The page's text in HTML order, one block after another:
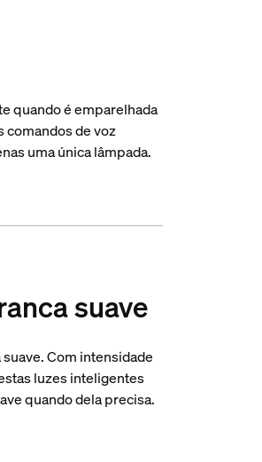
quando é emparelhada
comandos de voz
uma única lâmpada.
suave
Com intensidade
luzes inteligentes
quando dela precisa.